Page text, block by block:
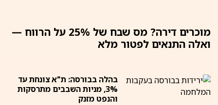
מוכרים דירה? מס שבח של 25% על הרווח —
ואלה התנאים לפטור מלא
בהלה בבורסה: ת"א צונחת עד
3%, מניות השבבים מתרסקות
והנפט מזנק